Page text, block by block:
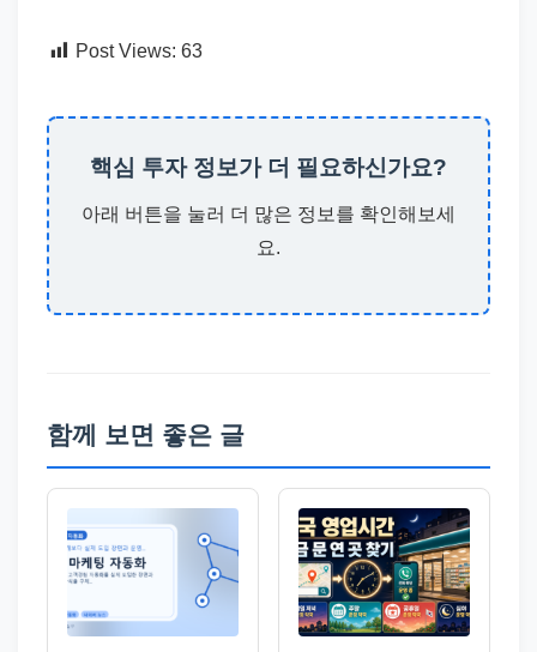
Post Views: 63
핵심 투자 정보가 더 필요하신가요?
아래 버튼을 눌러 더 많은 정보를 확인해보세
요.
함께 보면 좋은 글